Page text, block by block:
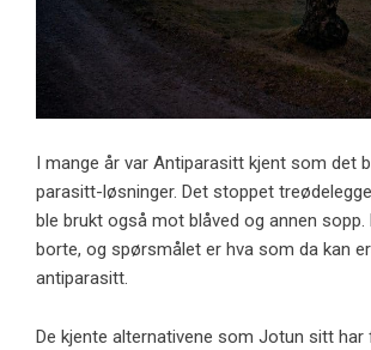
I mange år var Antiparasitt kjent som det
parasitt-løsninger. Det stoppet
ble brukt også mot blåved og annen sopp.
borte, og spørsmålet er hva som da kan
antiparasitt.
De kjente alternativene som Jotun sitt